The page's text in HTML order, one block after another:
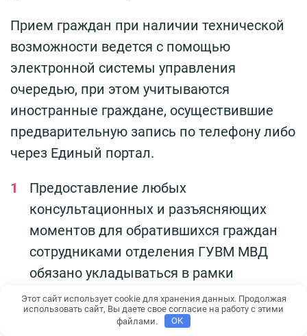
Прием граждан при наличии технической
возможности ведется с помощью
электронной системы управления
очередью, при этом учитываются
иностранные граждане, осуществившие
предварительную запись по телефону либо
через Единый портал.
Предоставление любых
консультационных и разъясняющих
моментов для обратившихся граждан
сотрудниками отделения ГУВМ МВД
обязано укладываться в рамки
отведённых 15 минут.
Если информационные услуги
Этот сайт использует cookie для хранения данных. Продолжая
использовать сайт, Вы даете свое согласие на работу с этими
файлами.
OK